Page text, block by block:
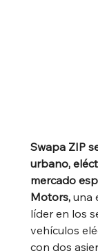
Swapa ZIP
urbano,
mercado
Motors, una
líder en los
vehículos
con dos